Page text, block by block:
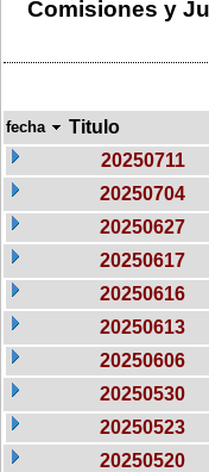
Comisiones y
fecha Titulo
20250711
20250704
20250627
20250617
20250616
20250613
20250606
20250530
20250523
20250520